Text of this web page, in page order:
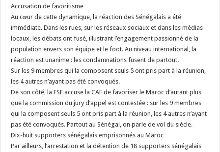
Accusation de favoritisme
Au cœur de cette dynamique, la réaction des Sénégalais a été
immédiate. Dans les rues, sur les réseaux sociaux et dans les médias
locaux, les débats ont fusé, illustrant l’engagement passionné de la
population envers son équipe et le foot. Au niveau international, la
réaction est unanime : les condamnations fusent de partout.
Sur les 9 membres qui la composent seuls 5 ont pris part à la réunion,
les 4 autres n’ayant pas été convoqués.
De son côté, la FSF accuse la CAF de favoriser le Maroc d’autant plus
que la commission du jury d’appel est contestée : sur les 9 membres
qui la composent seuls 5 ont pris part à la réunion, les 4 autres n’ayant
pas été convoqués. Partout au Sénégal, on parle de vol du siècle.
Dix-huit supporters sénégalais emprisonnés au Maroc
Par ailleurs, l’arrestation et la détention de 18 supporters sénégalais